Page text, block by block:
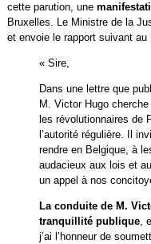
cette parution, une
Bruxelles. Le Ministre de la
et envoie le rapport suivant au
« Sire,
Dans une lettre que
M. Victor Hugo
les révolutionnaires de
l’autorité régulière. Il
rendre en Belgique, à
audacieux aux lois et
un appel à nos
La conduite de M.
tranquillité publique,
j’ai l’honneur de